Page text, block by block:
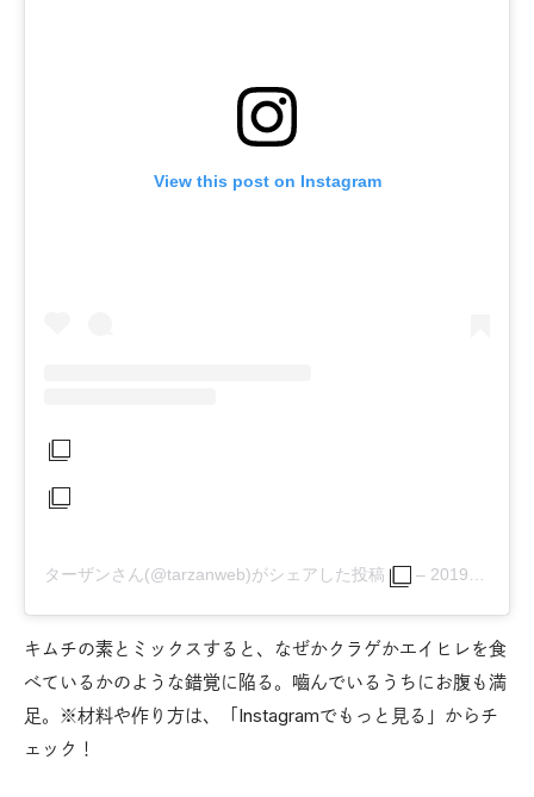
View this post on Instagram
ターザンさん(@tarzanweb)がシェアした投稿 – 2019年 2月月16日午後7時00分PST
キムチの素とミックスすると、なぜかクラゲかエイヒレを食
べているかのような錯覚に陥る。嚙んでいるうちにお腹も満
足。※材料や作り方は、「Instagramでもっと見る」からチ
ェック！